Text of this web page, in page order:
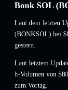
Bonk SOL
Laut dem letzten
(BONKSOL) bei
gestern.
Laut letztem
h-Volumen von
zum Vortag.